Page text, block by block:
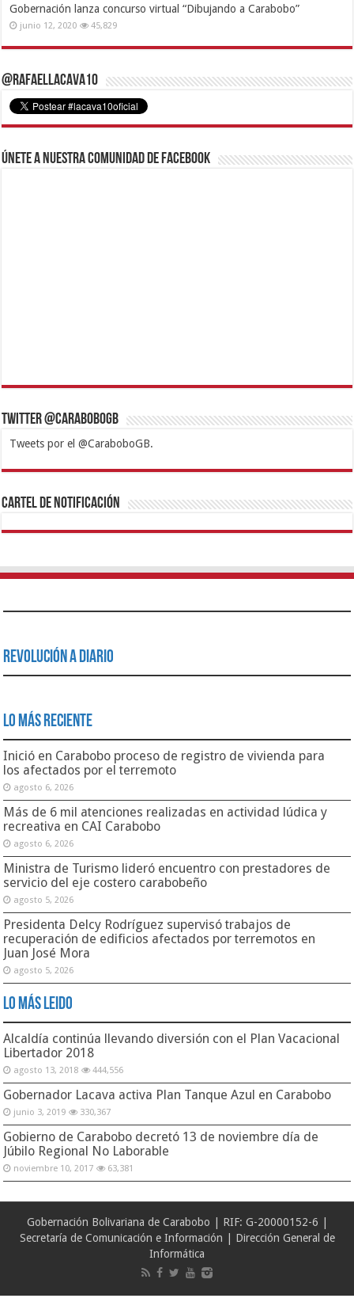
Gobernación lanza concurso virtual “Dibujando a Carabobo”
junio 12, 2020 45,829
@RafaelLacava10
Únete a nuestra comunidad de Facebook
Twitter @CaraboboGB
Tweets por el @CaraboboGB.
1xbetBetturkeyBetistKralbetSupertotobetTipobetMatadorbetMariobet
https://mvbcasino.com/
Cartel de Notificación
Revolución a Diario
Lo Más Reciente
Inició en Carabobo proceso de registro de vivienda para
los afectados por el terremoto
agosto 6, 2026
Más de 6 mil atenciones realizadas en actividad lúdica y
recreativa en CAI Carabobo
agosto 6, 2026
Ministra de Turismo lideró encuentro con prestadores de
servicio del eje costero carabobeño
agosto 5, 2026
Presidenta Delcy Rodríguez supervisó trabajos de
recuperación de edificios afectados por terremotos en
Juan José Mora
agosto 5, 2026
Lo Más Leido
Alcaldía continúa llevando diversión con el Plan Vacacional
Libertador 2018
agosto 13, 2018 444,556
Gobernador Lacava activa Plan Tanque Azul en Carabobo
junio 3, 2019 330,367
Gobierno de Carabobo decretó 13 de noviembre día de
Júbilo Regional No Laborable
noviembre 10, 2017 63,381
Gobernación Bolivariana de Carabobo | RIF: G-20000152-6 |
Secretaría de Comunicación e Información | Dirección General de
Informática